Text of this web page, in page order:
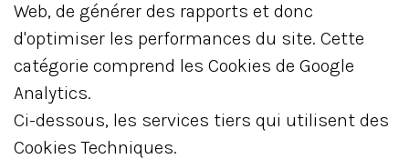
Web, de générer des rapports et donc
d'optimiser les performances du site. Cette
catégorie comprend les Cookies de Google
Analytics.
Ci-dessous, les services tiers qui utilisent des
Cookies Techniques.